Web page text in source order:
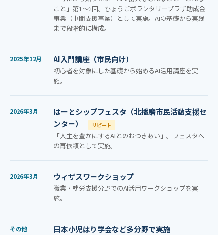
こと」第1〜3回。ひょうごボランタリープラザ助成金
事業（中間支援事業）として実施。AIの基礎から実践
まで段階的に構成。
2025年12月 AI入門講座（市民向け）
初心者を対象にした基礎から始めるAI活用講座を実
施。
2026年3月
はーとシップフェスタ（北播磨市民活動支援セ
ンター）
リピート
「人生を豊かにするAIとのおつきあい」。フェスタへ
の再依頼として実施。
2026年3月 ウィザスワークショップ
職業・就労支援分野でのAI活用ワークショップを実
施。
その他 日本小児はり学会など多分野で実施